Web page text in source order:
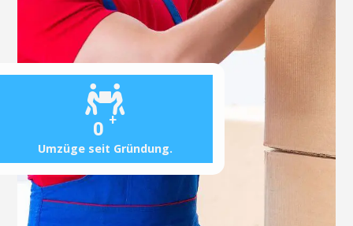
0 +
Umzüge seit Gründung.